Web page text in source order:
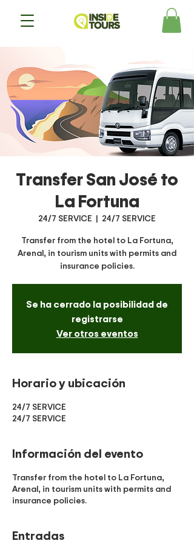
Transfer San José to
La Fortuna
24/7 SERVICE
  |
24/7 SERVICE
Transfer from the hotel to La Fortuna,
Arenal, in tourism units with permits and
insurance policies.
Se ha cerrado la posibilidad de
registrarse
Ver otros eventos
Horario y ubicación
24/7 SERVICE
24/7 SERVICE
Información del evento
Transfer from the hotel to La Fortuna,
Arenal, in tourism units with permits and
insurance policies.
Entradas